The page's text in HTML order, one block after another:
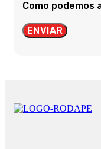
Como podemos
ENVIAR